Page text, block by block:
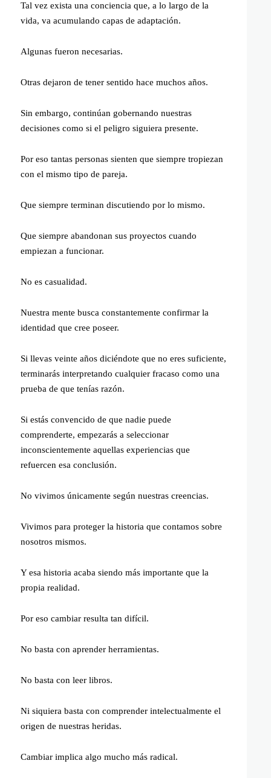
Tal vez exista una conciencia que, a lo largo de la
vida, va acumulando capas de adaptación.
Algunas fueron necesarias.
Otras dejaron de tener sentido hace muchos años.
Sin embargo, continúan gobernando nuestras
decisiones como si el peligro siguiera presente.
Por eso tantas personas sienten que siempre tropiezan
con el mismo tipo de pareja.
Que siempre terminan discutiendo por lo mismo.
Que siempre abandonan sus proyectos cuando
empiezan a funcionar.
No es casualidad.
Nuestra mente busca constantemente confirmar la
identidad que cree poseer.
Si llevas veinte años diciéndote que no eres suficiente,
terminarás interpretando cualquier fracaso como una
prueba de que tenías razón.
Si estás convencido de que nadie puede
comprenderte, empezarás a seleccionar
inconscientemente aquellas experiencias que
refuercen esa conclusión.
No vivimos únicamente según nuestras creencias.
Vivimos para proteger la historia que contamos sobre
nosotros mismos.
Y esa historia acaba siendo más importante que la
propia realidad.
Por eso cambiar resulta tan difícil.
No basta con aprender herramientas.
No basta con leer libros.
Ni siquiera basta con comprender intelectualmente el
origen de nuestras heridas.
Cambiar implica algo mucho más radical.